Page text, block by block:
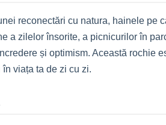
reconectări cu natura, hainele pe
a zilelor însorite, a picnicurilor în
și optimism. Această rochie
viața ta de zi cu zi.